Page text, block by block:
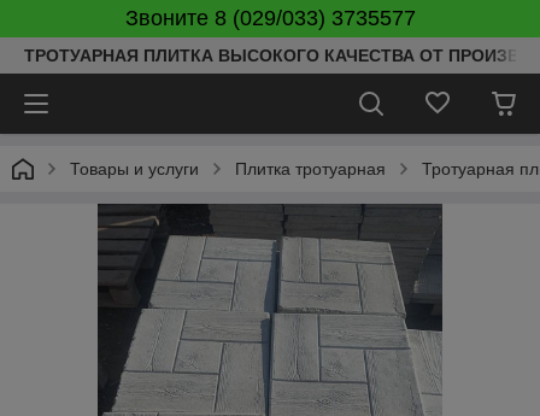
Звоните 8 (029/033) 3735577
ТРОТУАРНАЯ ПЛИТКА ВЫСОКОГО КАЧЕСТВА ОТ
Товары и услуги Плитка тротуарная Тротуарная